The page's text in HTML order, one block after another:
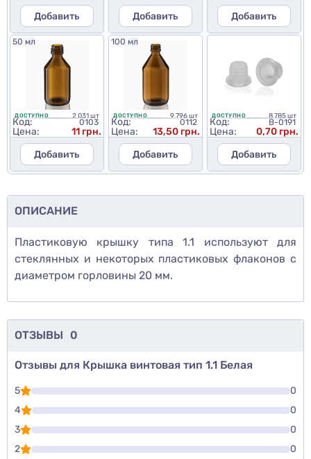
Добавить
Добавить
Добавить
50 мл
ДОСТУПНО 2 031 шт
Код: 0103
Цена:
11 грн.
Добавить
100 мл
ДОСТУПНО 9 796 шт
Код: 0112
Цена:
13,50 грн.
Добавить
ДОСТУПНО 8 785 шт
Код: B-0191
Цена:
0,70 грн.
Добавить
ОПИСАНИЕ
Пластиковую крышку типа 1.1 используют для
стеклянных и некоторых пластиковых флаконов с
диаметром горловины 20 мм.
ОТЗЫВЫ 0
Отзывы для Крышка винтовая тип 1.1 Белая
5
0
4
0
3
0
2
0